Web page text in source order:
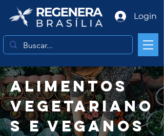
Login
ALIMENTOS
VEGETARIANO
SE VEGANOS